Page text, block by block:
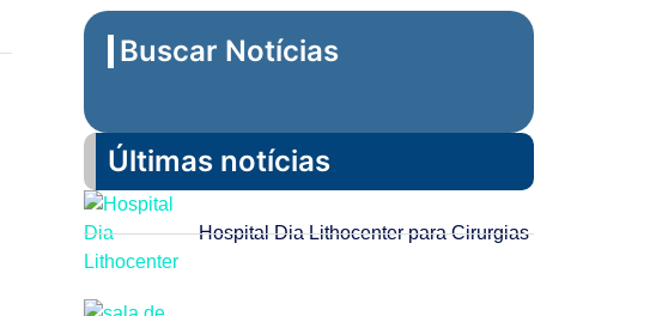
Buscar Notícias
Últimas notícias
Hospital Dia Lithocenter para Cirurgias